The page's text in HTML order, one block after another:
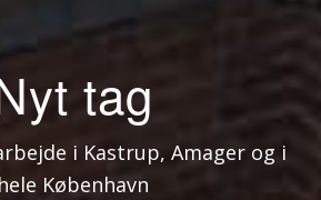
tag
i Kastrup, Amager og i
hele København